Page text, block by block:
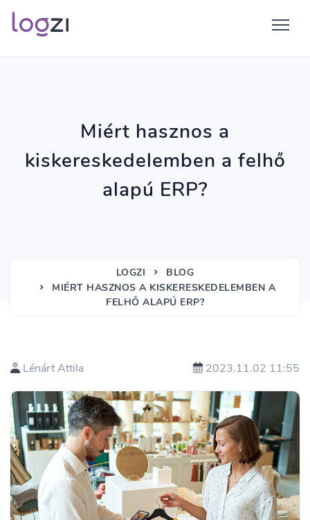
Miért hasznos a
kiskereskedelemben a felhő
alapú ERP?
LOGZI
BLOG
MIÉRT HASZNOS A KISKERESKEDELEMBEN A
FELHŐ ALAPÚ ERP?
Lénárt Attila 2023.11.02 11:55